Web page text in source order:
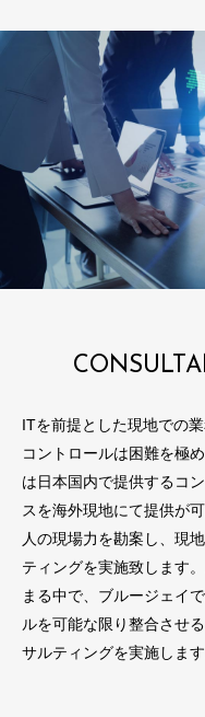
ITを前提とした現地での
コントロールは困難を極
は日本国内で提供するコ
スを海外現地にて提供が
人の現場力を勘案し、現
ティングを実施致します
まる中で、ブルージェイ
ルを可能な限り整合させ
サルティングを実施します